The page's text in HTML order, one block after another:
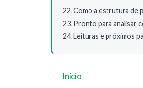
Como a estrutura de
Pronto para analisar
Leituras e próximos
Inicio